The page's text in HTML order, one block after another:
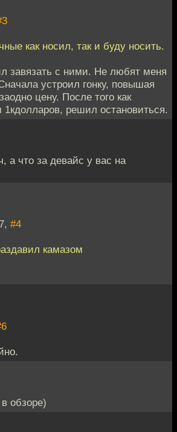
как носил, так и буду носить.
завязать с ними. Не любят меня
устроил гонку, повышая
цену. После того как
1кдолларов, решил остановиться.
что за девайс у вас на
#4
камазом
обзоре)